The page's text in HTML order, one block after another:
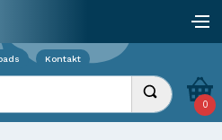
Kontakt
Udfør søgning
0